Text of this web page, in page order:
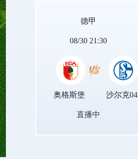
德甲
08/30 21:30
奥格斯堡 沙尔克04
直播中